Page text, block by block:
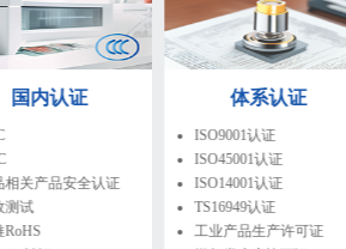
体系认证
认证
认证
认证
认证
产品生产许可证
计量&检测
计量校准
淘宝.天猫委托检测相关